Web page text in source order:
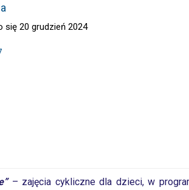
się 20 grudzień 2024
– zajęcia cykliczne dla dzieci, w